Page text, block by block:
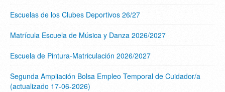
Escuelas de los Clubes Deportivos 26/27
Matrícula Escuela de Música y Danza 2026/2027
Escuela de Pintura-Matriculación 2026/2027
Segunda Ampliación Bolsa Empleo Temporal de Cuidador/a
(actualizado 17-06-2026)